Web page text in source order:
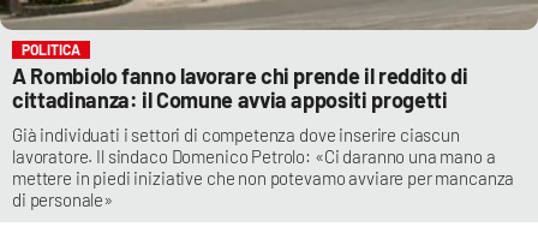
POLITICA
A Rombiolo fanno lavorare chi prende il reddito di
cittadinanza: il Comune avvia appositi progetti
Già individuati i settori di competenza dove inserire ciascun
lavoratore. Il sindaco Domenico Petrolo: «Ci daranno una mano a
mettere in piedi iniziative che non potevamo avviare per mancanza
di personale»